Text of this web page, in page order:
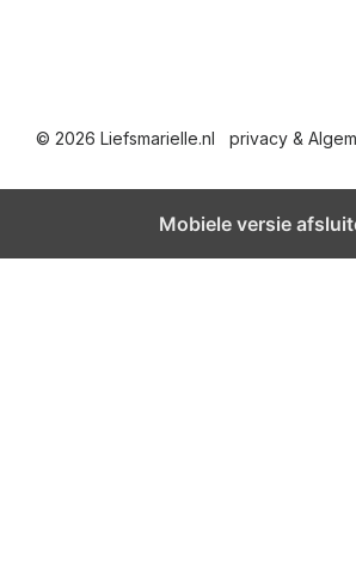
© 2026 Liefsmarielle.nl privacy &
Mobiele versie